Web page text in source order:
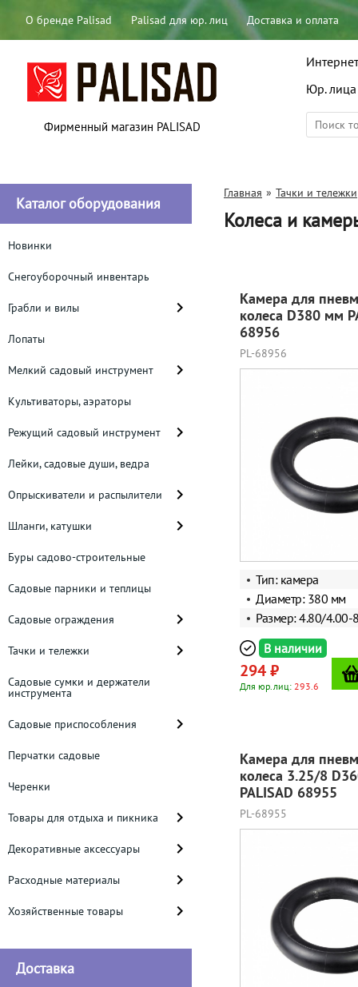
О бренде Palisad Palisad для юр. лиц Доставка и оплата
Фирменный магазин PALISAD
Юр. лица
Каталог оборудования
Новинки
Снегоуборочный инвентарь
Грабли и вилы
Лопаты
Мелкий садовый инструмент
Культиваторы, аэраторы
Режущий садовый инструмент
Лейки, садовые души, ведра
Опрыскиватели и распылители
Шланги, катушки
Буры садово-строительные
Садовые парники и теплицы
Садовые ограждения
Тачки и тележки
Садовые сумки и держатели
инструмента
Садовые приспособления
Перчатки садовые
Черенки
Товары для отдыха и пикника
Декоративные аксессуары
Расходные материалы
Хозяйственные товары
Доставка
Главная » Тачки и тележки
Колеса и
Камера для
колеса D380 мм
68956
PL-68956
Тип: камера
Диаметр: 380 мм
Размер: 4.80/4.00-
В наличии
294 ₽
Для юр.лиц: 293.6
Камера для
колеса 3.25/8
PALISAD 68955
PL-68955